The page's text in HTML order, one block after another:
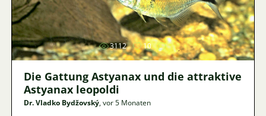
Bild
3112 10
Die Gattung Astyanax und die attraktive
Astyanax leopoldi
Dr. Vladko Bydžovský, vor 5 Monaten